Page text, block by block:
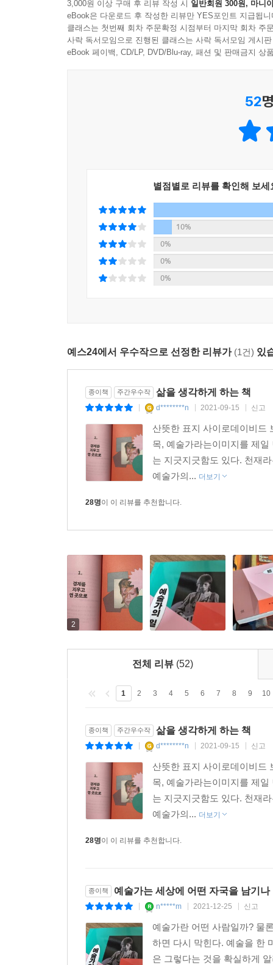
이 사람은 종종 장기를 드러내 보여준다. 나의 내
생의 최절정에서도 죽음에 사로잡혀 있었던 한 예
젊은 예술가의 우울한 초상일지도 모른다.
오로지 예술만을 위해 최대한의 삶을 살았던
33인의 이면의 이야기를 만나다!
가쓰시카 호쿠사이의 〈가나가와 해변의 높은
예술가의 ‘삶’과 ‘일’ 그 자체를 들여다보는 게
뭉크는 어떠한 상태에서 〈절규〉처럼 강렬한
경계했으며 “아무도 그보다 멀리 갈 수 없다”
이 작품에 깃든 일본적인 미학에 감탄한 예술가
완성했다. 로댕의 연인이자 그 자신도 조각가였
개의 챕터로 분류했다. 예술 장르의 경계를 넘어
예술가들, 세간의 편견을 자신의 예술로써 맞선
우리는 이런 예술가들로부터 치열한 예술 정신
앞에서 사진기를 들었고, 비틀스의 멤버였던 존
2018년 3월 8일 《뉴욕타임스》에 ‘간과된 여성
기사다. 이 명단에는 다이앤 아버스도 포함됐다
지금의 주변부 삶은 얼마나 다를까. 혹시 나도
본문 중에서
‘인생은 짧고 예술은 길다’, 식상한 표현입니다.
역시 제각각의 자리에서 열심히 일을 한 사람
예술가의 결과물은 결국 인류의 유산으로 남았
제게는 일입니다. 저는 ‘예술가의 일’에 대해서
3,000원 이상 구매 후 리뷰 작성 시 일반회원 300원, 마니
eBook은 다운로드 후 작성한 리뷰만 YES포인트 지급됩니
클래스는 첫번째 회차 주문확정 시점부터 마지막 회차 주
사락 독서모임으로 진행된 클래스는 사락 독서모임 게시
eBook 페이백, CD/LP, DVD/Blu-ray, 패션 및 판매금지 상
52
별점별로 리뷰를 확인해 보세
10%
0%
0%
0%
예스24에서 우수작으로 선정한 리뷰가 (1건) 있
종이책 주간우수작 삶을 생각하게 하는 책
d********n 2021-09-15 신고
산뜻한 표지 사이로데이비드
목, 예술가라는이미지를 제
는 지긋지긋함도 있다. 천재
예술가의... 더보기
28명이 이 리뷰를 추천합니다.
2
전체 리뷰 (52)
1 2 3 4 5 6 7 8 9 10
종이책 주간우수작 삶을 생각하게 하는 책
d********n 2021-09-15 신고
산뜻한 표지 사이로데이비드
목, 예술가라는이미지를 제
는 지긋지긋함도 있다. 천재
예술가의... 더보기
28명이 이 리뷰를 추천합니다.
종이책 예술가는 세상에 어떤 자국을 남기나
n*****m 2021-12-25 신고
예술가란 어떤 사람일까? 물
하면 다시 막힌다. 예술을 한
은 그렇다는 것을 확실하게